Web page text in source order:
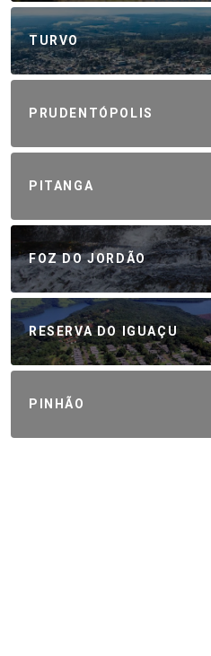
TURVO
PRUDENTÓPOLIS
PITANGA
FOZ DO JORDÃO
RESERVA DO IGUAÇU
PINHÃO